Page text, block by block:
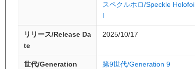
スペクルホロ/Speckle Holofoi
l
リリース/ReleaseDa
te
2025/10/17
世代/Generation 第9世代/Generation 9